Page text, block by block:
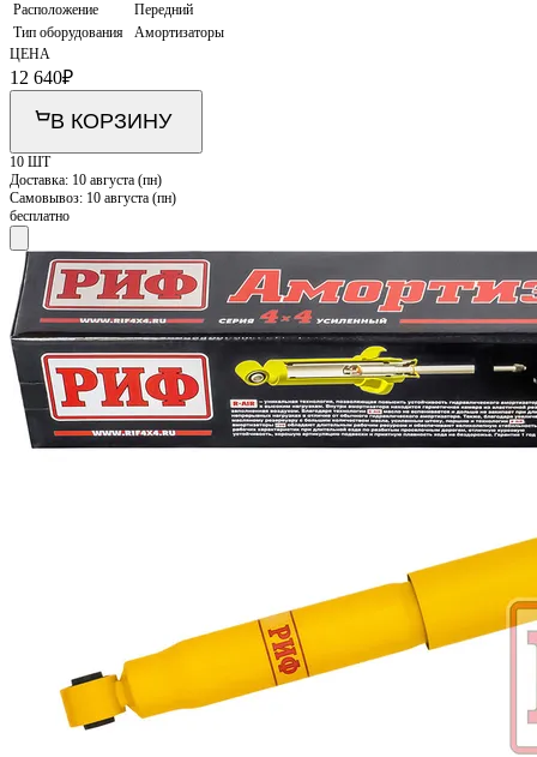
Расположение
Передний
Тип оборудования
Амортизаторы
ЦЕНА
12 640₽
В КОРЗИНУ
10 ШТ
Доставка: 10 августа (пн)
Самовывоз: 10 августа (пн)
бесплатно